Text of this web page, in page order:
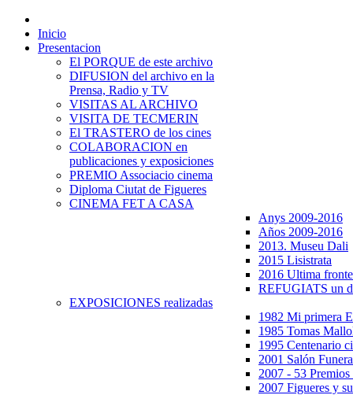
Inicio
Presentacion
El PORQUE de este archivo
DIFUSION del archivo en la
Prensa, Radio y TV
VISITAS AL ARCHIVO
VISITA DE TECMERIN
El TRASTERO de los cines
COLABORACION en
publicaciones y exposiciones
PREMIO Associacio cinema
Diploma Ciutat de Figueres
CINEMA FET A CASA
Anys 2009-2016
Años 2009-2016
2013. Museu Dali
2015 Lisistrata
2016 Ultima
REFUGIATS un
EXPOSICIONES realizadas
1982 Mi primera
1985 Tomas
1995 Centenario
2001 Salón
2007 - 53 Premios
2007 Figueres y